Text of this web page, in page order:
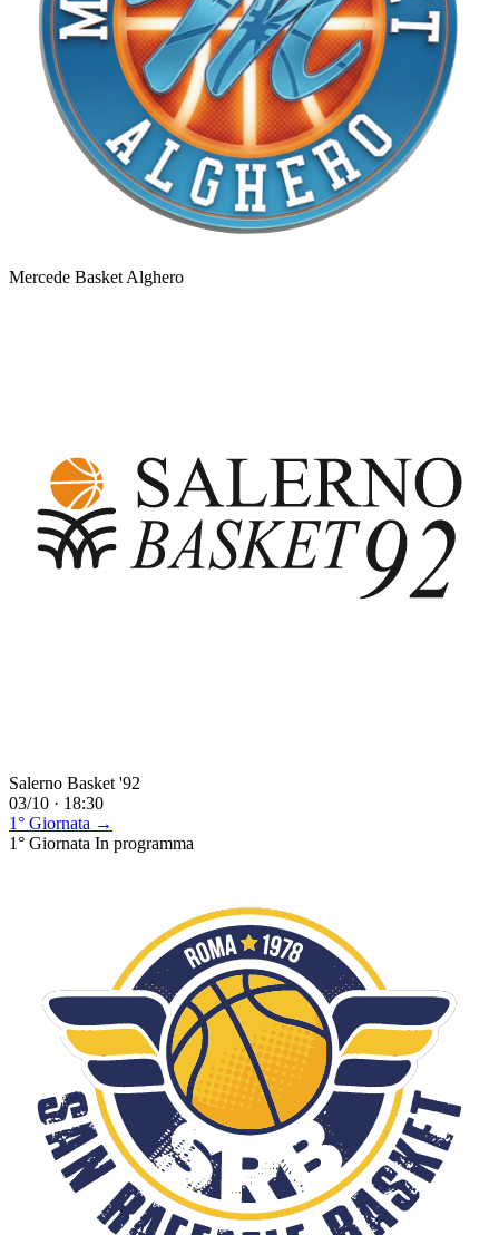
Mercede Basket Alghero
Salerno Basket '92
03/10 · 18:30
1° Giornata →
1° Giornata In programma